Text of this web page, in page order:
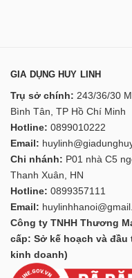
GIA DỤNG HUY LINH
Trụ sở chính: 243/36/30
Bình Tân, TP Hồ Chí Minh
Hotline: 0899010222
Email:
Chi nhánh: P01 nhà C5
Thanh Xuân, HN
Hotline: 0899357111
Email:
Công ty TNHH Thương
cấp: Sở kế hoạch và
kinh doanh)